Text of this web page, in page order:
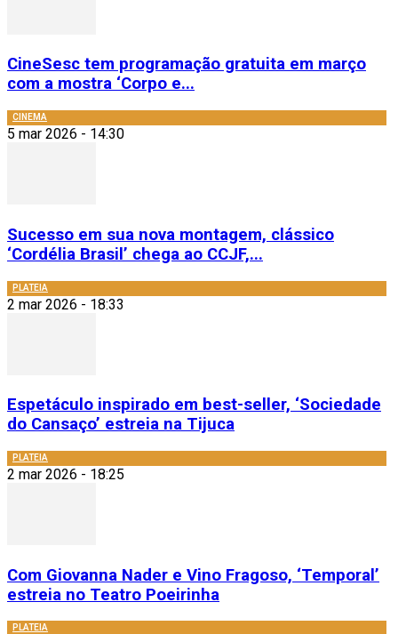
CineSesc tem programação gratuita em março
com a mostra ‘Corpo e...
CINEMA
5 mar 2026 - 14:30
Sucesso em sua nova montagem, clássico
‘Cordélia Brasil’ chega ao CCJF,...
PLATEIA
2 mar 2026 - 18:33
Espetáculo inspirado em best-seller, ‘Sociedade
do Cansaço’ estreia na Tijuca
PLATEIA
2 mar 2026 - 18:25
Com Giovanna Nader e Vino Fragoso, ‘Temporal’
estreia no Teatro Poeirinha
PLATEIA